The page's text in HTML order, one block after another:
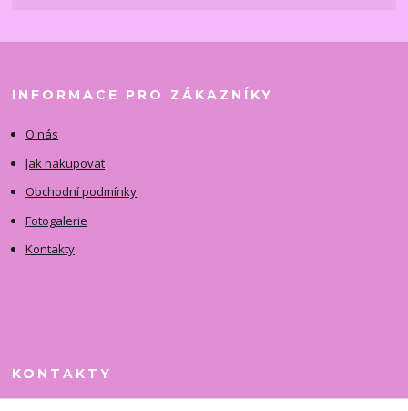
INFORMACE PRO ZÁKAZNÍKY
O nás
Jak nakupovat
Obchodní podmínky
Fotogalerie
Kontakty
KONTAKTY